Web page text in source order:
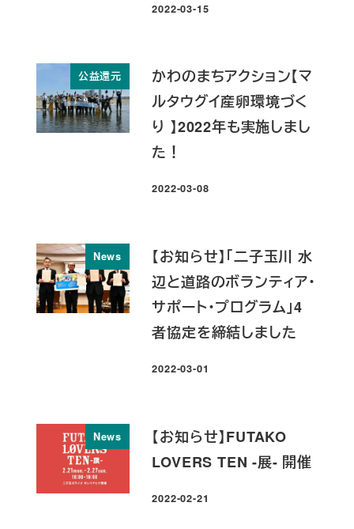
投稿日
2022-03-15
公益還元
かわのまちアクション【マ
ルタウグイ産卵環境づく
り 】2022年も実施しまし
た！
投稿日
2022-03-08
News
【お知らせ】「二子玉川 水
辺と道路のボランティア・
サポート・プログラム」4
者協定を締結しました
投稿日
2022-03-01
News
【お知らせ】FUTAKO
LOVERS TEN -展- 開催
投稿日
2022-02-21